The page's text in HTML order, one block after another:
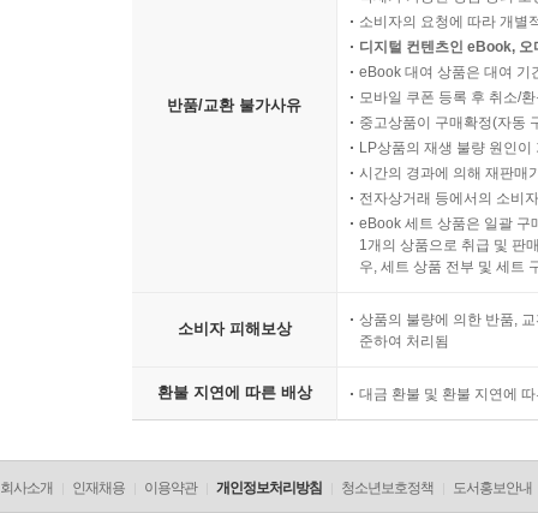
반품/교환 불가사유
소비자의 요청에 따라 개별
디지털 컨텐츠인 eBook,
eBook 대여 상품은 대여 기
모바일 쿠폰 등록 후 취소/
중고상품이 구매확정(자동
LP상품의 재생 불량 원인
시간의 경과에 의해 재판매
전자상거래 등에서의 소비
eBook 세트 상품은 일괄 구
1개의 상품으로 취급 및 판
우, 세트 상품 전부 및 세트
소비자 피해보상
상품의 불량에 의한 반품,
준하여 처리됨
환불 지연에 따른 배상 대금 환불 및 환불 지연에
회사소개 인재채용 이용약관 개인정보처리방침 청소년보호정책 도서홍보안내